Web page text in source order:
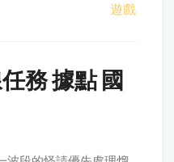
遊戲
務 據點 國